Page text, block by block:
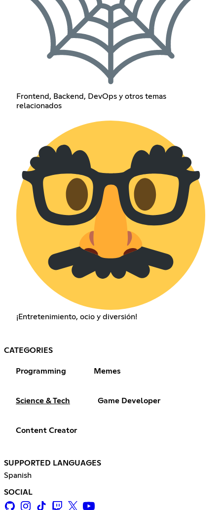
Frontend, Backend, DevOps y otros temas
relacionados
¡Entretenimiento, ocio y diversión!
CATEGORIES
Programming Memes
Science & Tech Game Developer
Content Creator
SUPPORTED LANGUAGES
Spanish
SOCIAL